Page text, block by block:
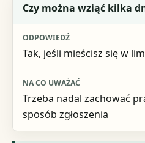
Czy można wziąć kilka
Tak, jeśli mieścisz się w
Trzeba nadal zachować
sposób zgłoszenia